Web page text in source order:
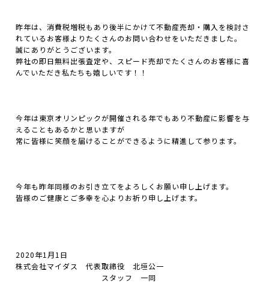
昨年は、消費税増税もあり後半にかけて不動産売却・購入を検討さ
れているお客様よりたくさんのお問い合わせをいただきました。
誠にありがとうございます。
弊社の即日無料出張査定や、スピード売却でたくさんのお客様に喜
んでいただき私たちも嬉しいです！！
今年は東京オリンピックが開催される年でもあり不動産に影響を与
えることもあるかと思いますが
常に皆様に笑顔を届けることができるように精進して参ります。
今年も昨年同様のお引き立てをよろしくお願い申し上げます。
皆様のご健康とご多幸を心よりお祈り申し上げます。
2020年1月1日
株式会社マイダス 代表取締役 北垣公一
スタッフ 一同